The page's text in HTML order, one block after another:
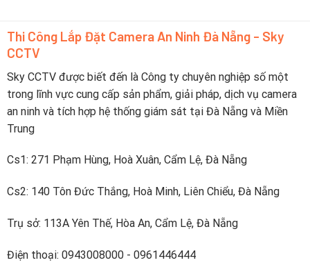
Thi Công Lắp Đặt Camera An Ninh Đà Nẵng - Sky
CCTV
Sky CCTV được biết đến là Công ty chuyên nghiệp số một
trong lĩnh vực cung cấp sản phẩm, giải pháp, dịch vụ camera
an ninh và tích hợp hệ thống giám sát tại Đà Nẵng và Miền
Trung
Cs1: 271 Phạm Hùng, Hoà Xuân, Cẩm Lệ, Đà Nẵng
Cs2: 140 Tôn Đức Thắng, Hoà Minh, Liên Chiểu, Đà Nẵng
Trụ sở: 113A Yên Thế, Hòa An, Cẩm Lệ, Đà Nẵng
Điện thoại: 0943008000 - 0961446444